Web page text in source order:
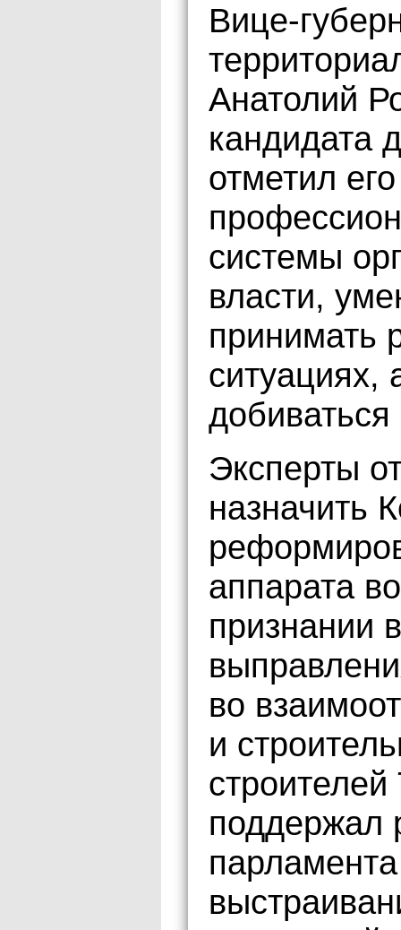
Вице-
Анатолий
кандидата
отметил
системы
власти,
принимать
ситуациях,
Эксперты
назначить
аппарата
признании
во
и
поддержал